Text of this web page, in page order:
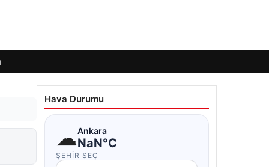
Hava Durumu
☁Ankara
NaN°C
ŞEHIR SEÇ